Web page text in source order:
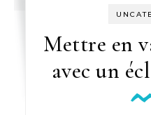
Mettre en
avec un